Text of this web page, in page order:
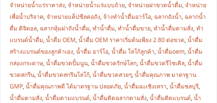
จำหน่ายน้ำแร่ราคาส่ง, จำหน่ายน้ำแร่แบบถ้วย, จำหน่ายฝาขวดน้ำดื่ม, จำหน่าย
เพื่อน้ำบริจาค, จำหน่ายแค็ปซีลคอถัง, จ้างทำน้ำดื่มอาร์โอ, ฉลากถังน้ำ, ฉลากน้ำ
ดื่ม ดิจิตอล, ฉลากหุ้มฝาถังน้ำดื่ม, ทำน้ำดื่ม, ทำน้ำดื่มขาย, ทำน้ำดื่มตามสั่ง, ทำ
แบรนด์น้ำดื่ม, น้ำดื่ม OEM, น้ำดื่ม OEM ราคาเริ่มต้นเพียง 2.80 ต่อขวด, น้ำดื่ม
สร้างแบรนด์ของลูกค้าเอง, น้ำดื่ม อาร์โอ, น้ำดื่ม โลโก้ลูกค้า, น้ำดื่มoem, น้ำดื่ม
กล่องกระดาษ, น้ำดื่มขวดปั้มนูน, น้ำดื่มขวดรักษ์โลก, น้ำดื่มขวดรีไซเคิล, น้ำดื่ม
ขวดสกรีน, น้ำดื่มขวดสกรีนโลโก้, น้ำดื่มขวดสวยๆ, น้ำดื่มคุณภาพ มาตรฐาน
GMP, น้ำดื่มคุณภาพดี ได้มาตรฐาน ปลอดภัย, น้ำดื่มฉะเชิงเทรา, น้ำดื่มชลบุรี,
น้ำดื่มตามสั่ง, น้ำดื่มตามแบรนด์, น้ำดื่มติดฉลากตามสั่ง, น้ำดื่มติดแบรนด์, น้ำ